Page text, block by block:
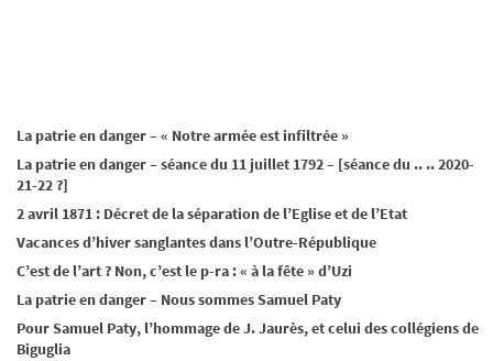
La patrie en danger – « Notre armée est infiltrée »
La patrie en danger – séance du 11 juillet 1792 – [séance du .. .. 2020-
21-22 ?]
2 avril 1871 : Décret de la séparation de l’Eglise et de l’Etat
Vacances d’hiver sanglantes dans l’Outre-République
C’est de l’art ? Non, c’est le p-ra : « à la fête » d’Uzi
La patrie en danger – Nous sommes Samuel Paty
Pour Samuel Paty, l’hommage de J. Jaurès, et celui des collégiens de
Biguglia